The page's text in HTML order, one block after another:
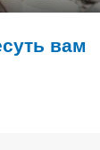
вам